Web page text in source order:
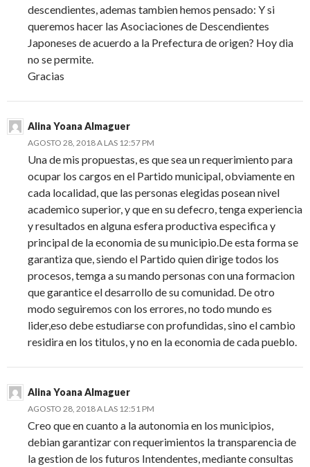
descendientes, ademas tambien hemos pensado: Y si
queremos hacer las Asociaciones de Descendientes
Japoneses de acuerdo a la Prefectura de origen? Hoy dia
no se permite.
Gracias
Alina Yoana Almaguer
AGOSTO 28, 2018 A LAS 12:57 PM
Una de mis propuestas, es que sea un requerimiento para
ocupar los cargos en el Partido municipal, obviamente en
cada localidad, que las personas elegidas posean nivel
academico superior, y que en su defecro, tenga experiencia
y resultados en alguna esfera productiva especifica y
principal de la economia de su municipio.De esta forma se
garantiza que, siendo el Partido quien dirige todos los
procesos, temga a su mando personas con una formacion
que garantice el desarrollo de su comunidad. De otro
modo seguiremos con los errores, no todo mundo es
lider,eso debe estudiarse con profundidas, sino el cambio
residira en los titulos, y no en la economia de cada pueblo.
Alina Yoana Almaguer
AGOSTO 28, 2018 A LAS 12:51 PM
Creo que en cuanto a la autonomia en los municipios,
debian garantizar con requerimientos la transparencia de
la gestion de los futuros Intendentes, mediante consultas